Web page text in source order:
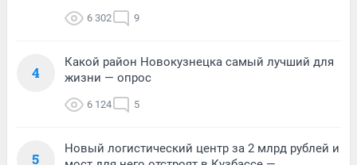
6 302 9
4
Какой район Новокузнецка самый лучший для
жизни — опрос
6 124 5
5
Новый логистический центр за 2 млрд рублей и